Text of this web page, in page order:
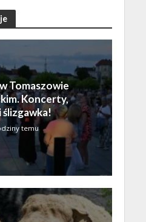
Tomaszowie
Koncerty,
ślizgawka!
temu